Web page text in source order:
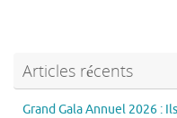
Articles récents
Grand Gala Annuel 2026 :